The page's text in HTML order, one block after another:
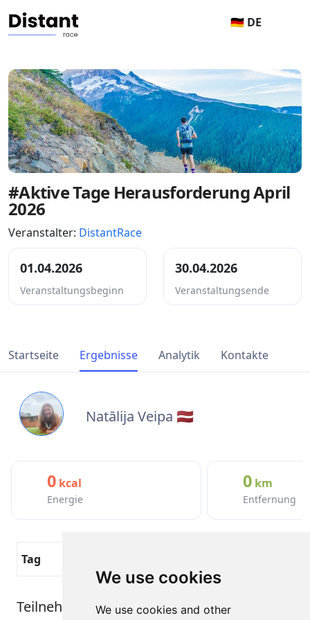
We use cookies
We use cookies and other
🇩🇪 DE
#Aktive Tage Herausforderung April
2026
Veranstalter: DistantRace
01.04.2026
Veranstaltungsbeginn
30.04.2026
Veranstaltungsende
Startseite Ergebnisse Analytik Kontakte
Natālija Veipa 🇱🇻
0 kcal
Energie
0km
Entfernung
Tag
Teilnehmerergebnisse